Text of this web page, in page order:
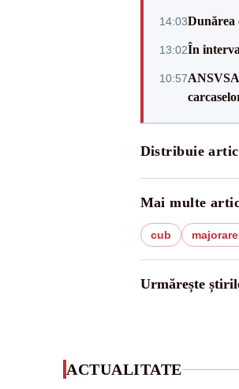
14:03Dunărea
13:02În
10:57
Distribuie
Mai multe
cub
Urmărește
ACTUALITATE